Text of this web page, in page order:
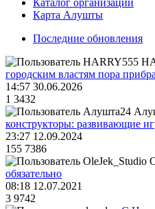
Каталог организаций
Карта Алушты
Последние обновления
городским властям пора
14:57 30.06.2026
1 3432
конструкторы: развивающие
23:27 12.09.2024
155 7386
обязательно
08:18 12.07.2021
3 9742